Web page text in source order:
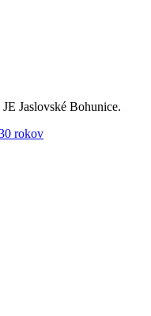
Jaslovské Bohunice.